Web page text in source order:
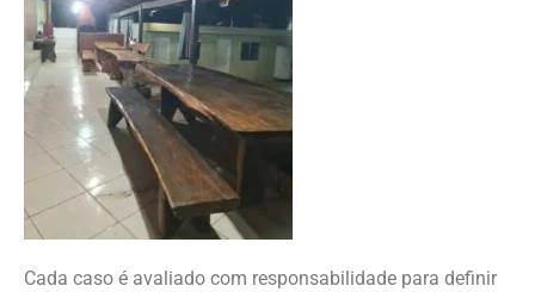
Cada caso é avaliado com responsabilidade para definir